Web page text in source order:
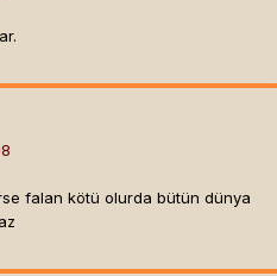
falan kötü olurda bütün dünya